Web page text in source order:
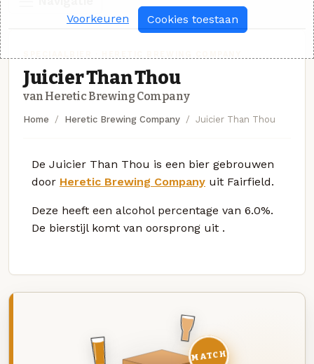
Juicier Than Thou
van Heretic Brewing Company
Home Heretic Brewing Company Juicier Than Thou
De Juicier Than Thou is een bier gebrouwen
door Heretic Brewing Company uit Fairfield.
Deze heeft een alcohol percentage van 6.0%.
De bierstijl komt van oorsprong uit .
MATCH
Voorkeuren Cookies toestaan